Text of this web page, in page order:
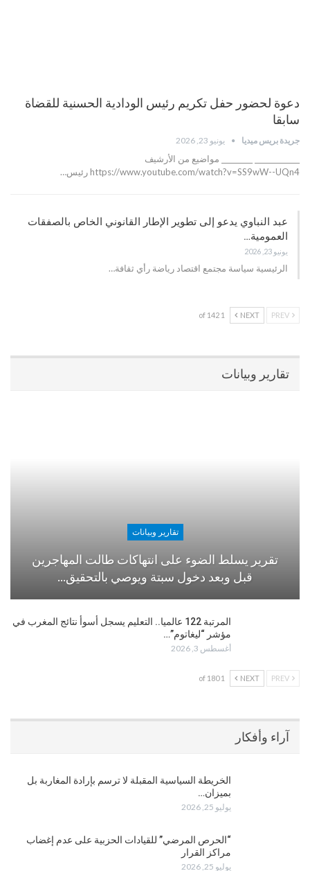
دعوة لحضور حفل تكريم رئيس الودادية الحسنية للقضاة
سابقا
جريدة بريس ميديا يونيو 23, 2026
_____________ _________ مواضيع من الأرشيف
https://www.youtube.com/watch?v=SS9wW--UQn4 رئيس…
عبد النباوي يدعو إلى تطوير الإطار القانوني الخاص بالصفقات
العمومية…
يونيو 23, 2026
الرئيسية سياسة مجتمع اقتصاد رياضة رأي ثقافة…
NEXT
1 of 142
تقارير وبيانات
تقارير وبيانات
تقرير يسلط الضوء على انتهاكات طالت المهاجرين
قبل وبعد دخول سبتة ويوصي بالتحقيق…
المرتبة 122 عالميا.. التعليم يسجل أسوأ نتائج المغرب في
مؤشر “ليغاتوم”…
أغسطس 3, 2026
NEXT
1 of 180
آراء وأفكار
الخريطة السياسية المقبلة لا ترسم بإرادة المغاربة بل
بميزان…
يوليو 25, 2026
“الحرص المرضي” للقيادات الحزبية على عدم إغضاب
مراكز القرار
يوليو 25, 2026